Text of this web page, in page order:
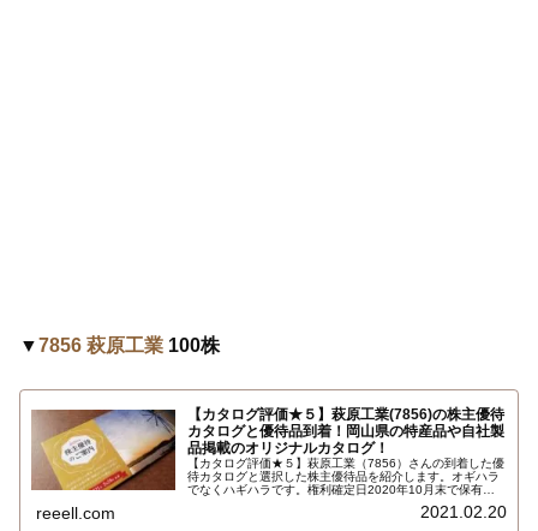
▼7856 萩原工業 100株
【カタログ評価★５】萩原工業(7856)の株主優待
カタログと優待品到着！岡山県の特産品や自社製
品掲載のオリジナルカタログ！
【カタログ評価★５】萩原工業（7856）さんの到着した優
待カタログと選択した株主優待品を紹介します。オギハラ
でなくハギハラです。権利確定日2020年10月末で保有株
特産品や自社製品等を盛り込んだ当社オリジナルカタログ
reeell.com 2021.02.20